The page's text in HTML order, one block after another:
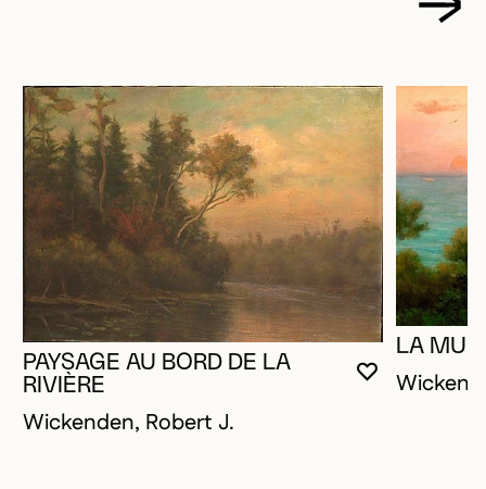
VOUS
FERMER
OUVRIR LA
PAYSAGE AU BORD DE LA
RIVIÈRE
Wickenden, Robert J.
LA